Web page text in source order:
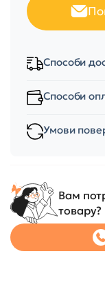
Способи
Способи
Умови
Вам
товару?